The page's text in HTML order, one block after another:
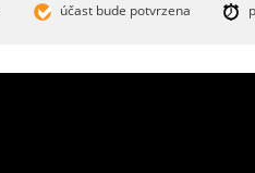
účast bude potvrzena